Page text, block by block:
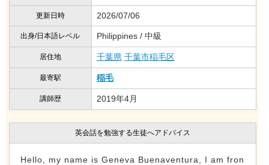
更新日時 2026/07/06
出身/日本語レベル Philippines / 中級
居住地 千葉県 千葉市稲毛区
最寄駅 稲毛
講師歴 2019年4月
英会話を勉強する生徒へアドバイス
Hello, my name is Geneva Buenaventura, I am fron